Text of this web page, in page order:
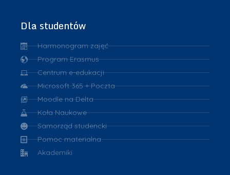
Dla studentów
Harmonogram zajęć
Program Erasmus
Centrum e-edukacji
Microsoft 365 + Poczta
Moodle na Delta
Koła Naukowe
Samorząd studencki
Pomoc materialna
Akademiki